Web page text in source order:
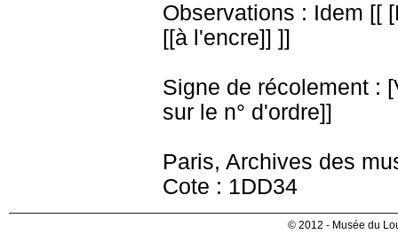
Observations : Idem [[
[[à l'encre]] ]]
Signe de récolement :
sur le n° d'ordre]]
Paris, Archives des
Cote : 1DD34
© 2012 - Musée du